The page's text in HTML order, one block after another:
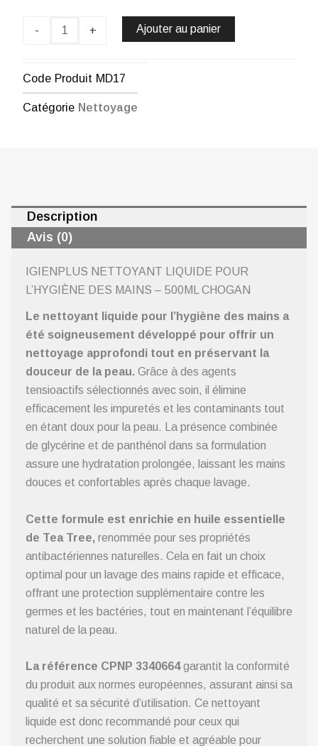
-
NETTOYANT
DES
-
+ Ajouter au panier
Code Produit MD17
Catégorie Nettoyage
Description
Avis (0)
IGIENPLUS NETTOYANT LIQUIDE POUR
L’HYGIÈNE DES MAINS – 500ML CHOGAN
Le nettoyant liquide pour l’hygiène des mains a
été soigneusement développé pour offrir un
nettoyage approfondi tout en préservant la
douceur de la peau. Grâce à des agents
tensioactifs sélectionnés avec soin, il élimine
efficacement les impuretés et les contaminants tout
en étant doux pour la peau. La présence combinée
de glycérine et de panthénol dans sa formulation
assure une hydratation prolongée, laissant les mains
douces et confortables après chaque lavage.
Cette formule est enrichie en huile essentielle
de Tea Tree, renommée pour ses propriétés
antibactériennes naturelles. Cela en fait un choix
optimal pour un lavage des mains rapide et efficace,
offrant une protection supplémentaire contre les
germes et les bactéries, tout en maintenant l’équilibre
naturel de la peau.
La référence CPNP 3340664garantit la conformité
du produit aux normes européennes, assurant ainsi sa
qualité et sa sécurité d’utilisation. Ce nettoyant
liquide est donc recommandé pour ceux qui
recherchent une solution fiable et agréable pour